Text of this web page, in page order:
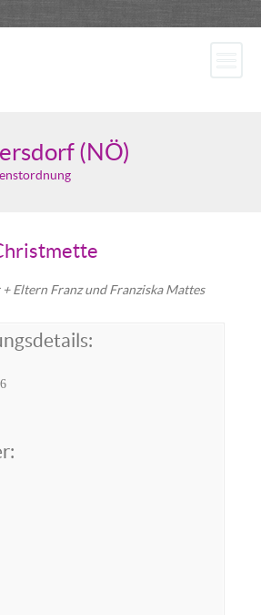
(NÖ)
Eltern Franz und Franziska Mattes